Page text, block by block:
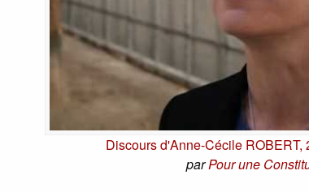
Discours d'Anne-Cécile ROBERT,
parPour une